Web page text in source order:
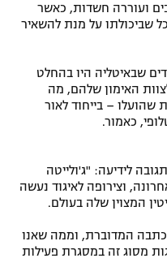
הפתיעה רבים ועוררה חשדות, כאשר
שביכולתו על מנת להשאיר
שבאיטליה היו בהחלט
האימון שלהם, מה
– בייחוד לאור
כאמור.
לידיעה: "ג'ולייטה
וצירופה לאיגוד נעשה
המצוין שלה בעולם.
המדוברת, וממה שאנו
מסוג זה במסגרת פעילות